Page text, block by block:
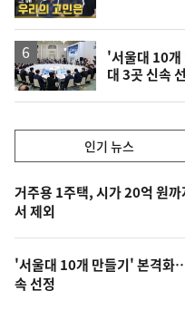
'서울대 10
대 3곳 신속
기,
최
신,
오
늘
인기 뉴스
기
뉴
스
거주용 1주택, 시가 20억 원
서 제외
'서울대 10개 만들기' 본격화
속 선정